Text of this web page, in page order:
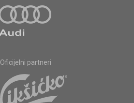
Oficijelni partneri